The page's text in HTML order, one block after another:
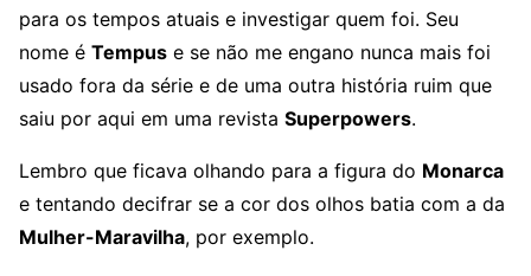
para os tempos atuais e investigar quem foi. Seu
nome é Tempus e se não me engano nunca mais foi
usado fora da série e de uma outra história ruim que
saiu por aqui em uma revista Superpowers.
Lembro que ficava olhando para a figura do Monarca
e tentando decifrar se a cor dos olhos batia com a da
Mulher-Maravilha, por exemplo.